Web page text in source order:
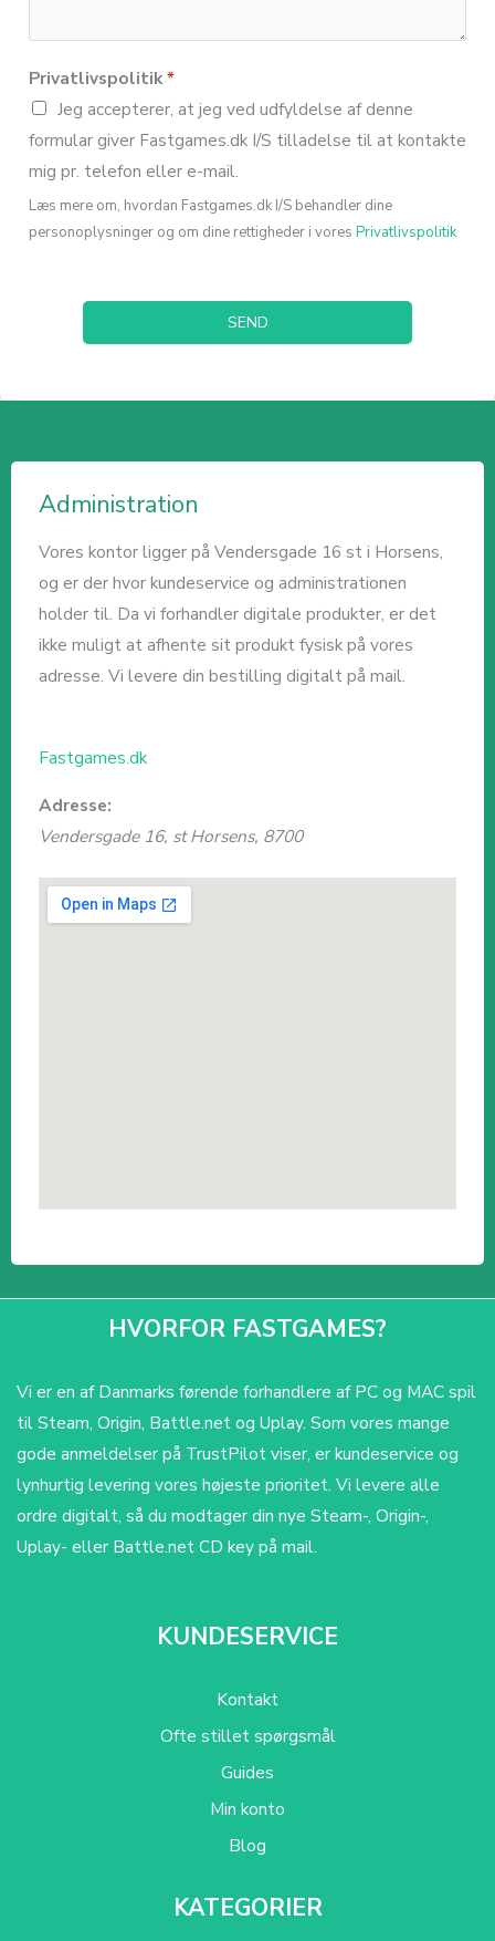
Privatlivspolitik*
Jeg accepterer, at jeg ved udfyldelse af denne
formular giver Fastgames.dk I/S tilladelse til at kontakte
mig pr. telefon eller e-mail.
Læs mere om, hvordan Fastgames.dk I/S behandler dine
personoplysninger og om dine rettigheder i vores Privatlivspolitik
SEND
Administration
Vores kontor ligger på Vendersgade 16 st i Horsens,
og er der hvor kundeservice og administrationen
holder til. Da vi forhandler digitale produkter, er det
ikke muligt at afhente sit produkt fysisk på vores
adresse. Vi levere din bestilling digitalt på mail.
Fastgames.dk
Adresse:
Vendersgade 16, st Horsens, 8700
HVORFOR FASTGAMES?
Vi er en af Danmarks førende forhandlere af PC og MAC spil
til Steam, Origin, Battle.net og Uplay. Som vores mange
gode anmeldelser på TrustPilot viser, er kundeservice og
lynhurtig levering vores højeste prioritet. Vi levere alle
ordre digitalt, så du modtager din nye Steam-, Origin-,
Uplay- eller Battle.net CD key på mail.
KUNDESERVICE
Kontakt
Ofte stillet spørgsmål
Guides
Min konto
Blog
KATEGORIER